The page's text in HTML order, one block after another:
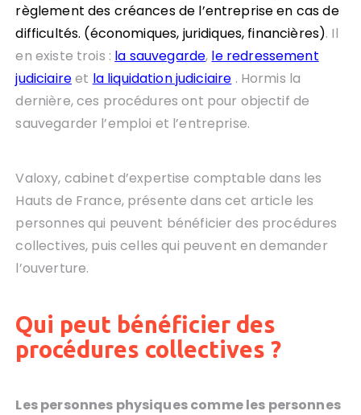
règlement des créances de l’entreprise en cas de
difficultés. (économiques, juridiques, financières). Il
en existe trois : la sauvegarde, le redressement
judiciaireet la liquidation judiciaire . Hormis la
dernière, ces procédures ont pour objectif de
sauvegarder l’emploi et l’entreprise.
Valoxy, cabinet d’expertise comptable dans les
Hauts de France, présente dans cet article les
personnes qui peuvent bénéficier des procédures
collectives, puis celles qui peuvent en demander
l’ouverture.
Qui peut bénéficier des
procédures collectives ?
Les personnes physiques comme les personnes